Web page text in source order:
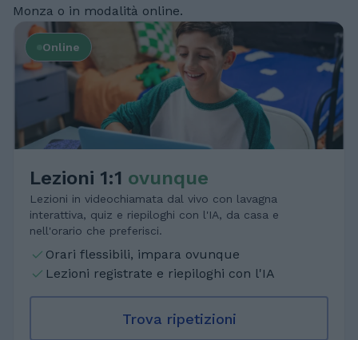
Monza o in modalità online.
Online
Lezioni 1:1 ovunque
Lezioni in videochiamata dal vivo con lavagna
interattiva, quiz e riepiloghi con l'IA, da casa e
nell'orario che preferisci.
Orari flessibili, impara ovunque
Lezioni registrate e riepiloghi con l'IA
Trova ripetizioni